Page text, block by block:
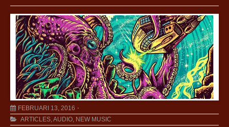
FEBRUARI 13, 2016
ARTICLES,AUDIO, NEW MUSIC